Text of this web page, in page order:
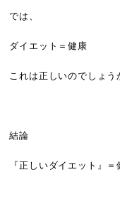
では、
ダイエット＝健康
これは正しいのでしょう
結論
『正しいダイエット』